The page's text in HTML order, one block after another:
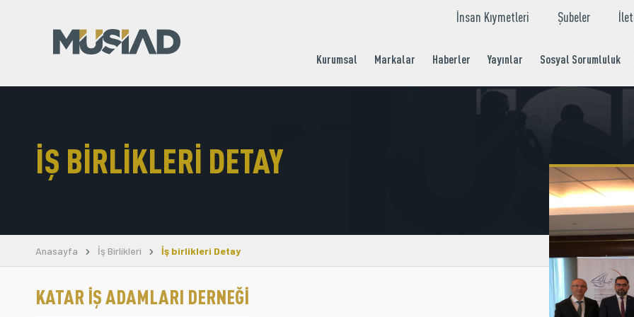
İnsan Kıymetleri Şubeler
Kurumsal Markalar Haberler Yayınlar Sosyal Sorumluluk
İŞ BIRLIKLERI DETAY
Anasayfa İş Birlikleri İş birlikleri Detay
KATAR İŞ ADAMLARI DERNEĞI